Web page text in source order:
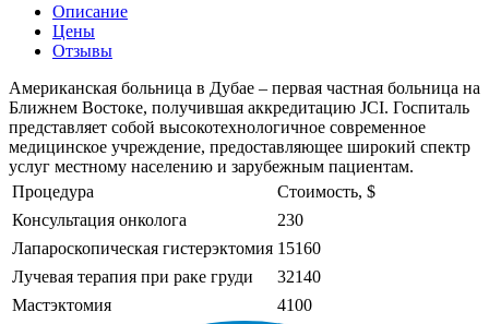
Описание
Цены
Отзывы
Американская больница в Дубае – первая частная больница на
Ближнем Востоке, получившая аккредитацию JCI. Госпиталь
представляет собой высокотехнологичное современное
медицинское учреждение, предоставляющее широкий спектр
услуг местному населению и зарубежным пациентам.
Процедура
Стоимость, $
Консультация онколога
230
Лапароскопическая гистерэктомия 15160
Лучевая терапия при раке груди
32140
Мастэктомия
4100